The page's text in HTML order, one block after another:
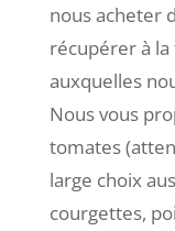
nous acheter
récupérer à la
auxquelles
Nous vous
tomates
large choix
courgettes,